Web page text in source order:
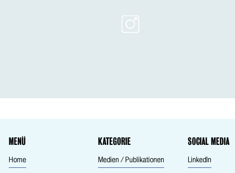
MENÜ
Home
KATEGORIE
Medien / Publikationen
SOCIAL MEDIA
LinkedIn